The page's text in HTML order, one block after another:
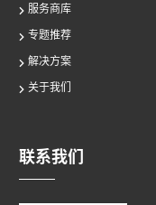
服务商库
专题推荐
解决方案
关于我们
联系我们